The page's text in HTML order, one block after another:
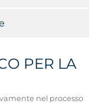
PER LA
nel processo